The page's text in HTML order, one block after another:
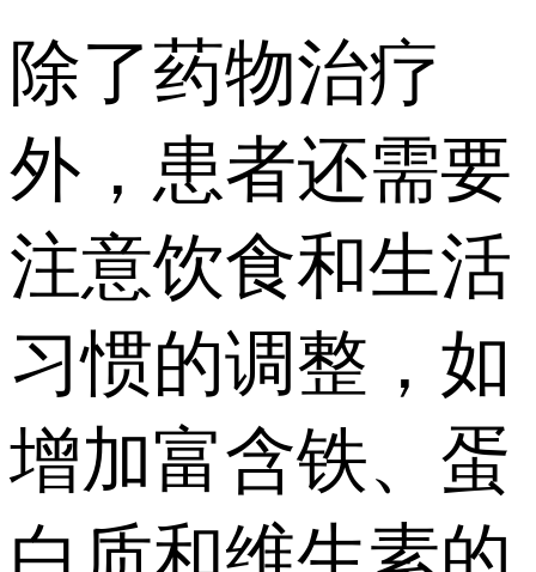
除了药物治疗
外，患者还需要
注意饮食和生活
习惯的调整，如
增加富含铁、蛋